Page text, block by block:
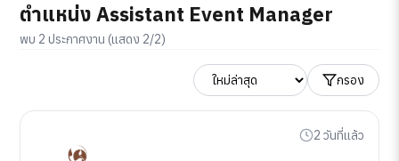
ตำแหน่ง Assistant Event Manager
พบ 2 ประกาศงาน (แสดง 2/2)
กรอง
2 วันที่แล้ว